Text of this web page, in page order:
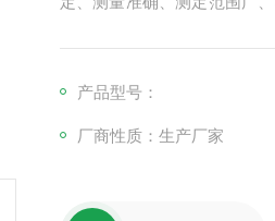
产品型号：
厂商性质：生产厂家